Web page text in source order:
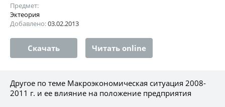
Предмет:
Эктеория
Добавлено:03.02.2013
Скачать Читать online
Другое по теме Макроэкономическая ситуация 2008-
2011 г. и ее влияние на положение предприятия